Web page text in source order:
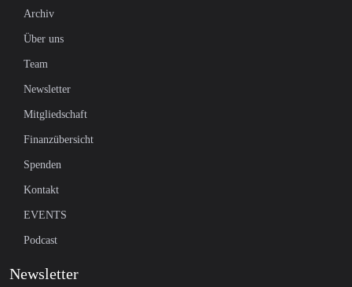
Archiv
Über uns
Team
Newsletter
Mitgliedschaft
Finanzübersicht
Spenden
Kontakt
EVENTS
Podcast
Newsletter